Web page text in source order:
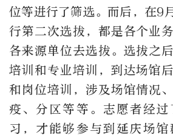
位等进行了筛选。而后，在9
行第二次选拔，都是各个业
各来源单位去选拔。选拔之
培训和专业培训，到达场馆
和岗位培训，涉及场馆情况
疫、分区等等。志愿者经
习，才能够参与到延庆场